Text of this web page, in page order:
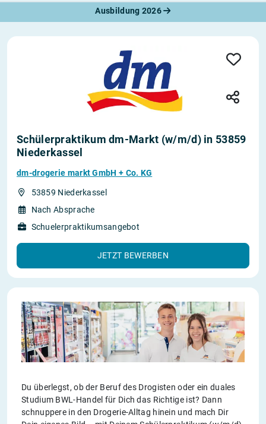
Ausbildung 2026
Schülerpraktikum dm-Markt (w/m/d) in 53859
Niederkassel
dm-drogerie markt GmbH + Co. KG
53859 Niederkassel
Nach Absprache
Schuelerpraktikumsangebot
JETZT BEWERBEN
Du überlegst, ob der Beruf des Drogisten oder ein duales
Studium BWL-Handel für Dich das Richtige ist? Dann
schnuppere in den Drogerie-Alltag hinein und mach Dir